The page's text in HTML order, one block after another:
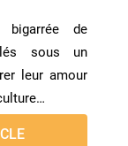
bigarrée de
sous un
leur amour